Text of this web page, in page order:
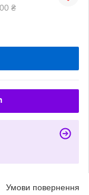
₴
Умови повернення